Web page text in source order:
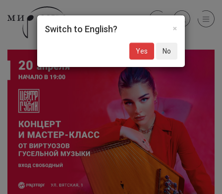
×
Switch to English?
Yes No